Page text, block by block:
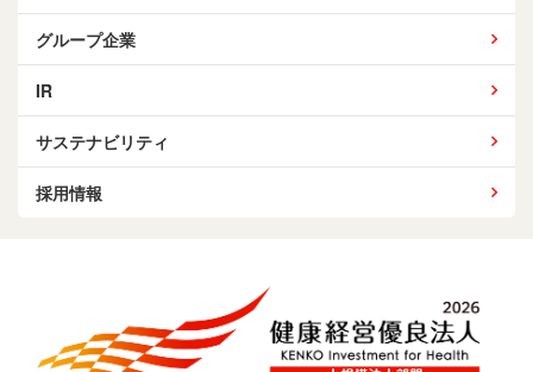
グループ企業
IR
サステナビリティ
採用情報